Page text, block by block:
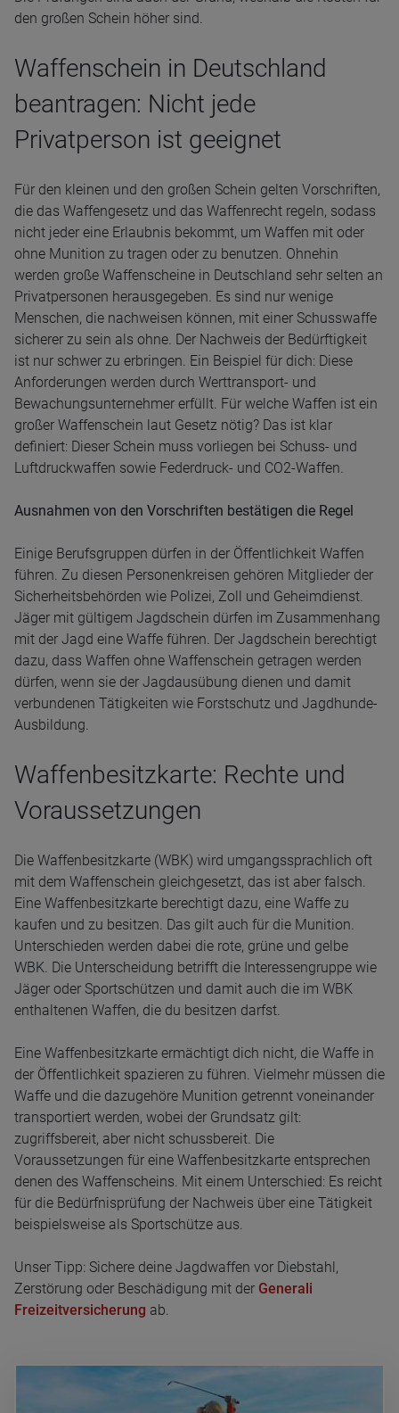
den großen Schein höher sind.
Waffenschein in Deutschland
beantragen: Nicht jede
Privatperson ist geeignet
Für den kleinen und den großen Schein gelten Vorschriften,
die das Waffengesetz und das Waffenrecht regeln, sodass
nicht jeder eine Erlaubnis bekommt, um Waffen mit oder
ohne Munition zu tragen oder zu benutzen. Ohnehin
werden große Waffenscheine in Deutschland sehr selten an
Privatpersonen herausgegeben. Es sind nur wenige
Menschen, die nachweisen können, mit einer Schusswaffe
sicherer zu sein als ohne. Der Nachweis der Bedürftigkeit
ist nur schwer zu erbringen. Ein Beispiel für dich: Diese
Anforderungen werden durch Werttransport- und
Bewachungsunternehmer erfüllt. Für welche Waffen ist ein
großer Waffenschein laut Gesetz nötig? Das ist klar
definiert: Dieser Schein muss vorliegen bei Schuss- und
Luftdruckwaffen sowie Federdruck- und CO2-Waffen.
Ausnahmen von den Vorschriften bestätigen die Regel
Einige Berufsgruppen dürfen in der Öffentlichkeit Waffen
führen. Zu diesen Personenkreisen gehören Mitglieder der
Sicherheitsbehörden wie Polizei, Zoll und Geheimdienst.
Jäger mit gültigem Jagdschein dürfen im Zusammenhang
mit der Jagd eine Waffe führen. Der Jagdschein berechtigt
dazu, dass Waffen ohne Waffenschein getragen werden
dürfen, wenn sie der Jagdausübung dienen und damit
verbundenen Tätigkeiten wie Forstschutz und Jagdhunde-
Ausbildung.
Waffenbesitzkarte: Rechte und
Voraussetzungen
Die Waffenbesitzkarte (WBK) wird umgangssprachlich oft
mit dem Waffenschein gleichgesetzt, das ist aber falsch.
Eine Waffenbesitzkarte berechtigt dazu, eine Waffe zu
kaufen und zu besitzen. Das gilt auch für die Munition.
Unterschieden werden dabei die rote, grüne und gelbe
WBK. Die Unterscheidung betrifft die Interessengruppe wie
Jäger oder Sportschützen und damit auch die im WBK
enthaltenen Waffen, die du besitzen darfst.
Eine Waffenbesitzkarte ermächtigt dich nicht, die Waffe in
der Öffentlichkeit spazieren zu führen. Vielmehr müssen die
Waffe und die dazugehöre Munition getrennt voneinander
transportiert werden, wobei der Grundsatz gilt:
zugriffsbereit, aber nicht schussbereit. Die
Voraussetzungen für eine Waffenbesitzkarte entsprechen
denen des Waffenscheins. Mit einem Unterschied: Es reicht
für die Bedürfnisprüfung der Nachweis über eine Tätigkeit
beispielsweise als Sportschütze aus.
Unser Tipp: Sichere deine Jagdwaffen vor Diebstahl,
Zerstörung oder Beschädigung mit der Generali
Freizeitversicherung ab.